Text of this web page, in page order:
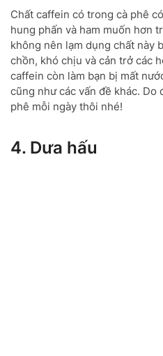
Chất caffein có trong cà phê
hung phấn và ham muốn hơn
không nên lạm dụng chất này
chồn, khó chịu và cản trở các
caffein còn làm bạn bị mất
cũng như các vấn đề khác. Do
phê mỗi ngày thôi nhé!
4. Dưa hấu